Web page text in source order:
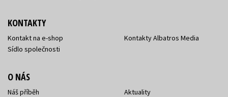
KONTAKTY
Kontakt na e-shop
Sídlo společnosti
Kontakty Albatros Media
O NÁS
Náš příběh
Aktuality